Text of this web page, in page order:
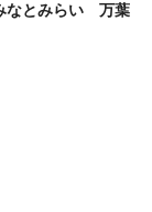
なとみらい 万葉